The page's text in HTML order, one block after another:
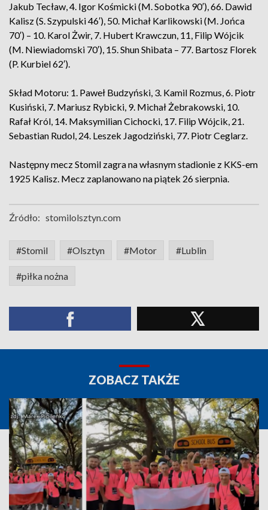
Jakub Tecław, 4. Igor Kośmicki (M. Sobotka 90′), 66. Dawid
Kalisz (S. Szypulski 46′), 50. Michał Karlikowski (M. Jońca
70′) – 10. Karol Żwir, 7. Hubert Krawczun, 11, Filip Wójcik
(M. Niewiadomski 70′), 15. Shun Shibata – 77. Bartosz Florek
(P. Kurbiel 62′).
Skład Motoru: 1. Paweł Budzyński, 3. Kamil Rozmus, 6. Piotr
Kusiński, 7. Mariusz Rybicki, 9. Michał Żebrakowski, 10.
Rafał Król, 14. Maksymilian Cichocki, 17. Filip Wójcik, 21.
Sebastian Rudol, 24. Leszek Jagodziński, 77. Piotr Ceglarz.
Następny mecz Stomil zagra na własnym stadionie z KKS-em
1925 Kalisz. Mecz zaplanowano na piątek 26 sierpnia.
Źródło: stomilolsztyn.com
#Stomil #Olsztyn #Motor #Lublin
#piłka nożna
ZOBACZ TAKŻE